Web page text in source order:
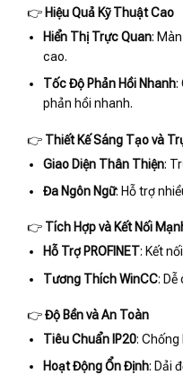
👉 Hiệu Quả Kỹ Thuật Cao
Hiển Thị Trực Quan:
cao.
Tốc Độ Phản Hồi Nhanh:
phản hồi nhanh.
👉 Thiết Kế Sáng Tạo và
Giao Diện Thân Thiện:
Đa Ngôn Ngữ: Hỗ trợ
👉 Tích Hợp và Kết Nối
Hỗ Trợ PROFINET: Kết
Tương Thích WinCC: Dễ
👉Độ Bền và An Toàn
Tiêu Chuẩn IP20: Chống
Hoạt Động Ổn Định: Dải